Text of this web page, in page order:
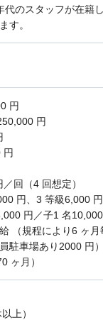
代のスタッフが在籍
す。
円
円
円
回（4 回想定）
円、3 等級6,000
円／子1 名
（規程により6 ヶ月
駐車場あり2000 円
ヶ月）
上）